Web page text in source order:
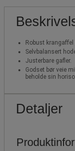
Robust krangaffel
Selvbalansert
Justerbare gafler.
Godset bør veie
beholde sin
Detaljer